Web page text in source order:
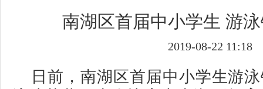
南湖区首届中小学生 游
2019-08-22 11:18
日前，南湖区首届中小学生游